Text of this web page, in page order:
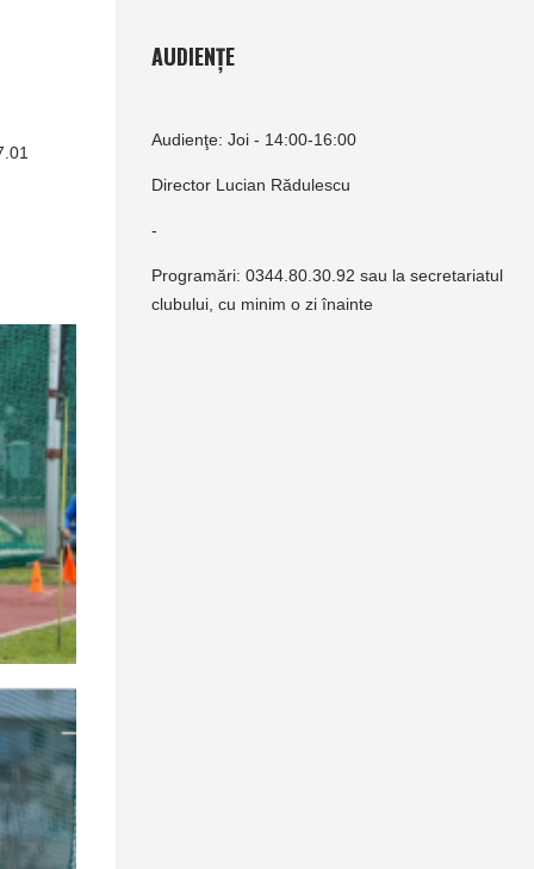
AUDIENȚE
Audienţe: Joi - 14:00-16:00
Director Lucian Rădulescu
-
Programări: 0344.80.30.92 sau la secretariatul
clubului, cu minim o zi înainte